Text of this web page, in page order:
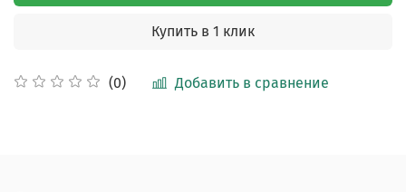
(0) Добавить в сравнение
Купить в 1 клик